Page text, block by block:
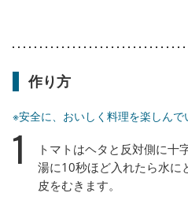
作り方
※安全に、おいしく料理を楽しんで
1
トマトはヘタと反対側に十
湯に10秒ほど入れたら水に
皮をむきます。